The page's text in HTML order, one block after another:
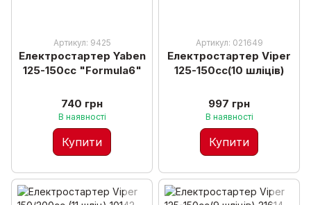
Артикул: 9425
Електростартер Yaben
125-150сс "Formula6"
740 грн
В наявності
Купити
Артикул: 021649
Електростартер Viper
125-150cc(10 шліців)
997 грн
В наявності
Купити